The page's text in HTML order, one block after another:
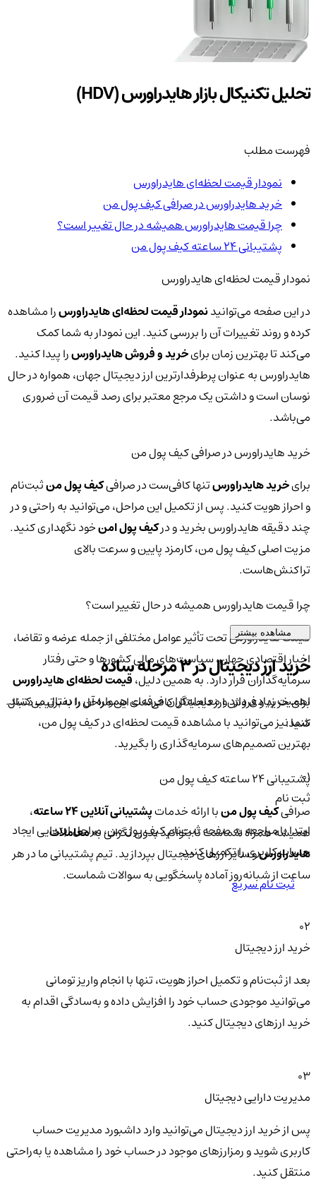
تحلیل تکنیکال بازار هایدراورس (HDV)
فهرست مطلب
نمودار قیمت لحظه‌ای هایدراورس
خرید هایدراورس در صرافی کیف پول من
چرا قیمت هایدراورس همیشه در حال تغییر است؟
پشتیبانی ۲۴ ساعته کیف پول من
نمودار قیمت لحظه‌ای هایدراورس
در این صفحه می‌توانیدنمودار قیمت لحظه‌ای هایدراورسرا مشاهده
کرده و روند تغییرات آن را بررسی کنید. این نمودار به شما کمک
می‌کند تا بهترین زمان برایخرید و فروش هایدراورسرا پیدا کنید.
هایدراورس به عنوان پرطرفدارترین ارز دیجیتال جهان، همواره در حال
نوسان است و داشتن یک مرجع معتبر برای رصد قیمت آن ضروری
می‌باشد.
خرید هایدراورس در صرافی کیف پول من
برایخرید هایدراورستنها کافی‌ست در صرافیکیف پول منثبت‌نام
و احراز هویت کنید. پس از تکمیل این مراحل، می‌توانید به راحتی و در
چند دقیقه هایدراورس بخرید و درکیف پول امنخود نگهداری کنید.
مزیت اصلی کیف پول من، کارمزد پایین و سرعت بالای
تراکنش‌هاست.
چرا قیمت هایدراورس همیشه در حال تغییر است؟
قیمت هایدراورس تحت تأثیر عوامل مختلفی از جمله عرضه و تقاضا،
اخبار اقتصادی جهان، سیاست‌های مالی کشورها و حتی رفتار
سرمایه‌گذاران قرار دارد. به همین دلیل،قیمت لحظه‌ای هایدراورس
اهمیت زیادی دارد و معامله‌گران حرفه‌ای همواره آن را دنبال می‌کنند.
شما نیز می‌توانید با مشاهده قیمت لحظه‌ای در کیف پول من،
بهترین تصمیم‌های سرمایه‌گذاری را بگیرید.
پشتیبانی ۲۴ ساعته کیف پول من
صرافیکیف پول منبا ارائه خدماتپشتیبانی آنلاین ۲۴ ساعته
،
همیشه همراه شماست تا بتوانید بدون نگرانی بهمعاملات
هایدراورسو سایر ارزهای دیجیتال بپردازید. تیم پشتیبانی ما در هر
ساعت از شبانه‌روز آماده پاسخگویی به سوالات شماست.
مشاهده بیشتر
خرید ارز دیجیتال در 3 مرحله ساده
برای خرید و فروش ارز دیجیتال کافی‌ست این مراحل را به‌ترتیب دنبال
کنید:
01
ثبت نام
ابتدا با مراجعه به صفحه ثبت‌نام کیف‌ پول من، مراحل ابتدایی ایجاد
حساب کاربری را تکمیل کنید.
ثبت نام سریع
02
خرید ارز دیجیتال
بعد از ثبت‌نام و تکمیل احراز هویت، تنها با انجام واریز تومانی
می‌توانید موجودی حساب خود را افزایش داده و به‌سادگی اقدام به
خرید ارزهای دیجیتال کنید.
03
مدیریت دارایی دیجیتال
پس از خرید ارز دیجیتال می‌توانید وارد داشبورد مدیریت حساب
کاربری شوید و رمزارزهای موجود در حساب خود را مشاهده یا به‌راحتی
منتقل کنید.